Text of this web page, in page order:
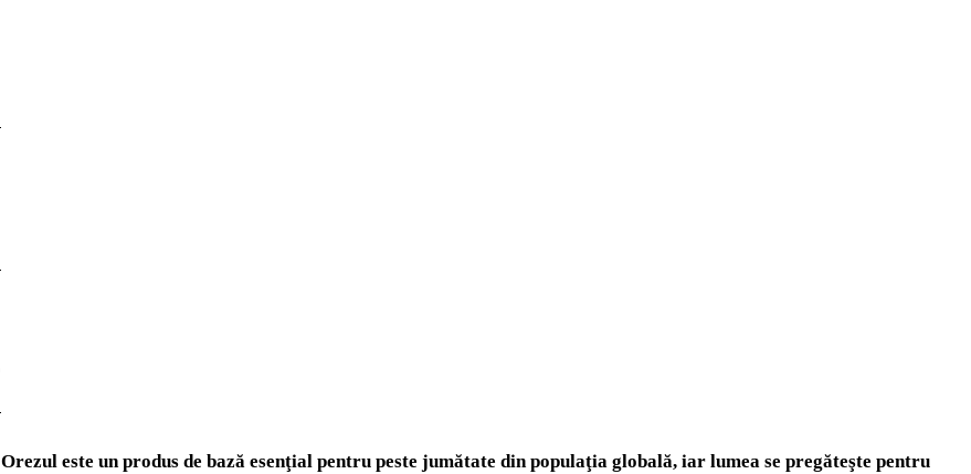
Orezul este un produs de bază esenţial pentru peste jumătate din populaţia globală, iar lumea se pregăteşte pentru